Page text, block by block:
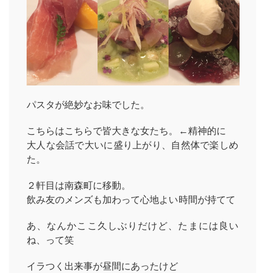
パスタが絶妙なお味でした。
こちらはこちらで皆大きな女たち。←精神的に
大人な会話で大いに盛り上がり、自然体で楽しめ
た。
２軒目は南森町に移動。
飲み友のメンズも加わって心地よい時間が持てて
あ、なんかここ久しぶりだけど、たまには良い
ね、って笑
イラつく出来事が昼間にあったけど